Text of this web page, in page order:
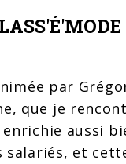
par
que je
aussi
salariés, et